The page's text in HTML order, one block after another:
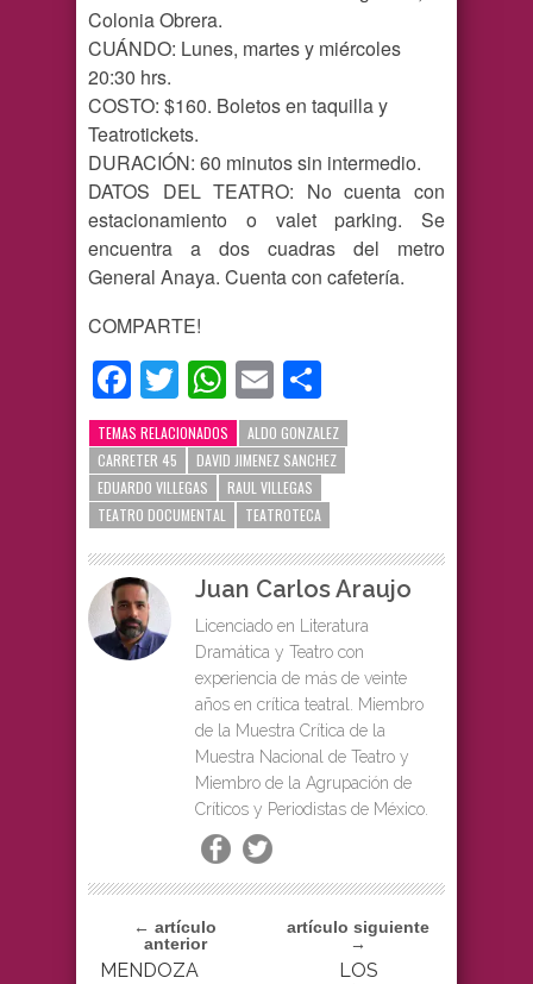
Colonia Obrera.
CUÁNDO: Lunes, martes y miércoles
20:30 hrs.
COSTO: $160. Boletos en taquilla y
Teatrotickets.
DURACIÓN: 60 minutos sin intermedio.
DATOS DEL TEATRO: No cuenta con
estacionamiento o valet parking. Se
encuentra a dos cuadras del metro
General Anaya. Cuenta con cafetería.
COMPARTE!
Facebook
TwitterWhatsApp
Email
TEMAS RELACIONADOS
ALDO GONZALEZ
CARRETER 45
DAVID JIMENEZ SANCHEZ
EDUARDO VILLEGAS
RAUL VILLEGAS
TEATRO DOCUMENTAL
TEATROTECA
Juan Carlos Araujo
Licenciado en Literatura
Dramática y Teatro con
experiencia de más de veinte
años en crítica teatral. Miembro
de la Muestra Crítica de la
Muestra Nacional de Teatro y
Miembro de la Agrupación de
Críticos y Periodistas de México.
← artículo
anterior
MENDOZA
artículo siguiente
→
LOS